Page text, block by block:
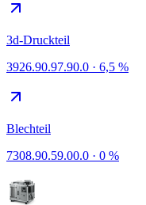
3d-Druckteil
3926.90.97.90.0 · 6,5 %
Blechteil
7308.90.59.00.0 · 0 %